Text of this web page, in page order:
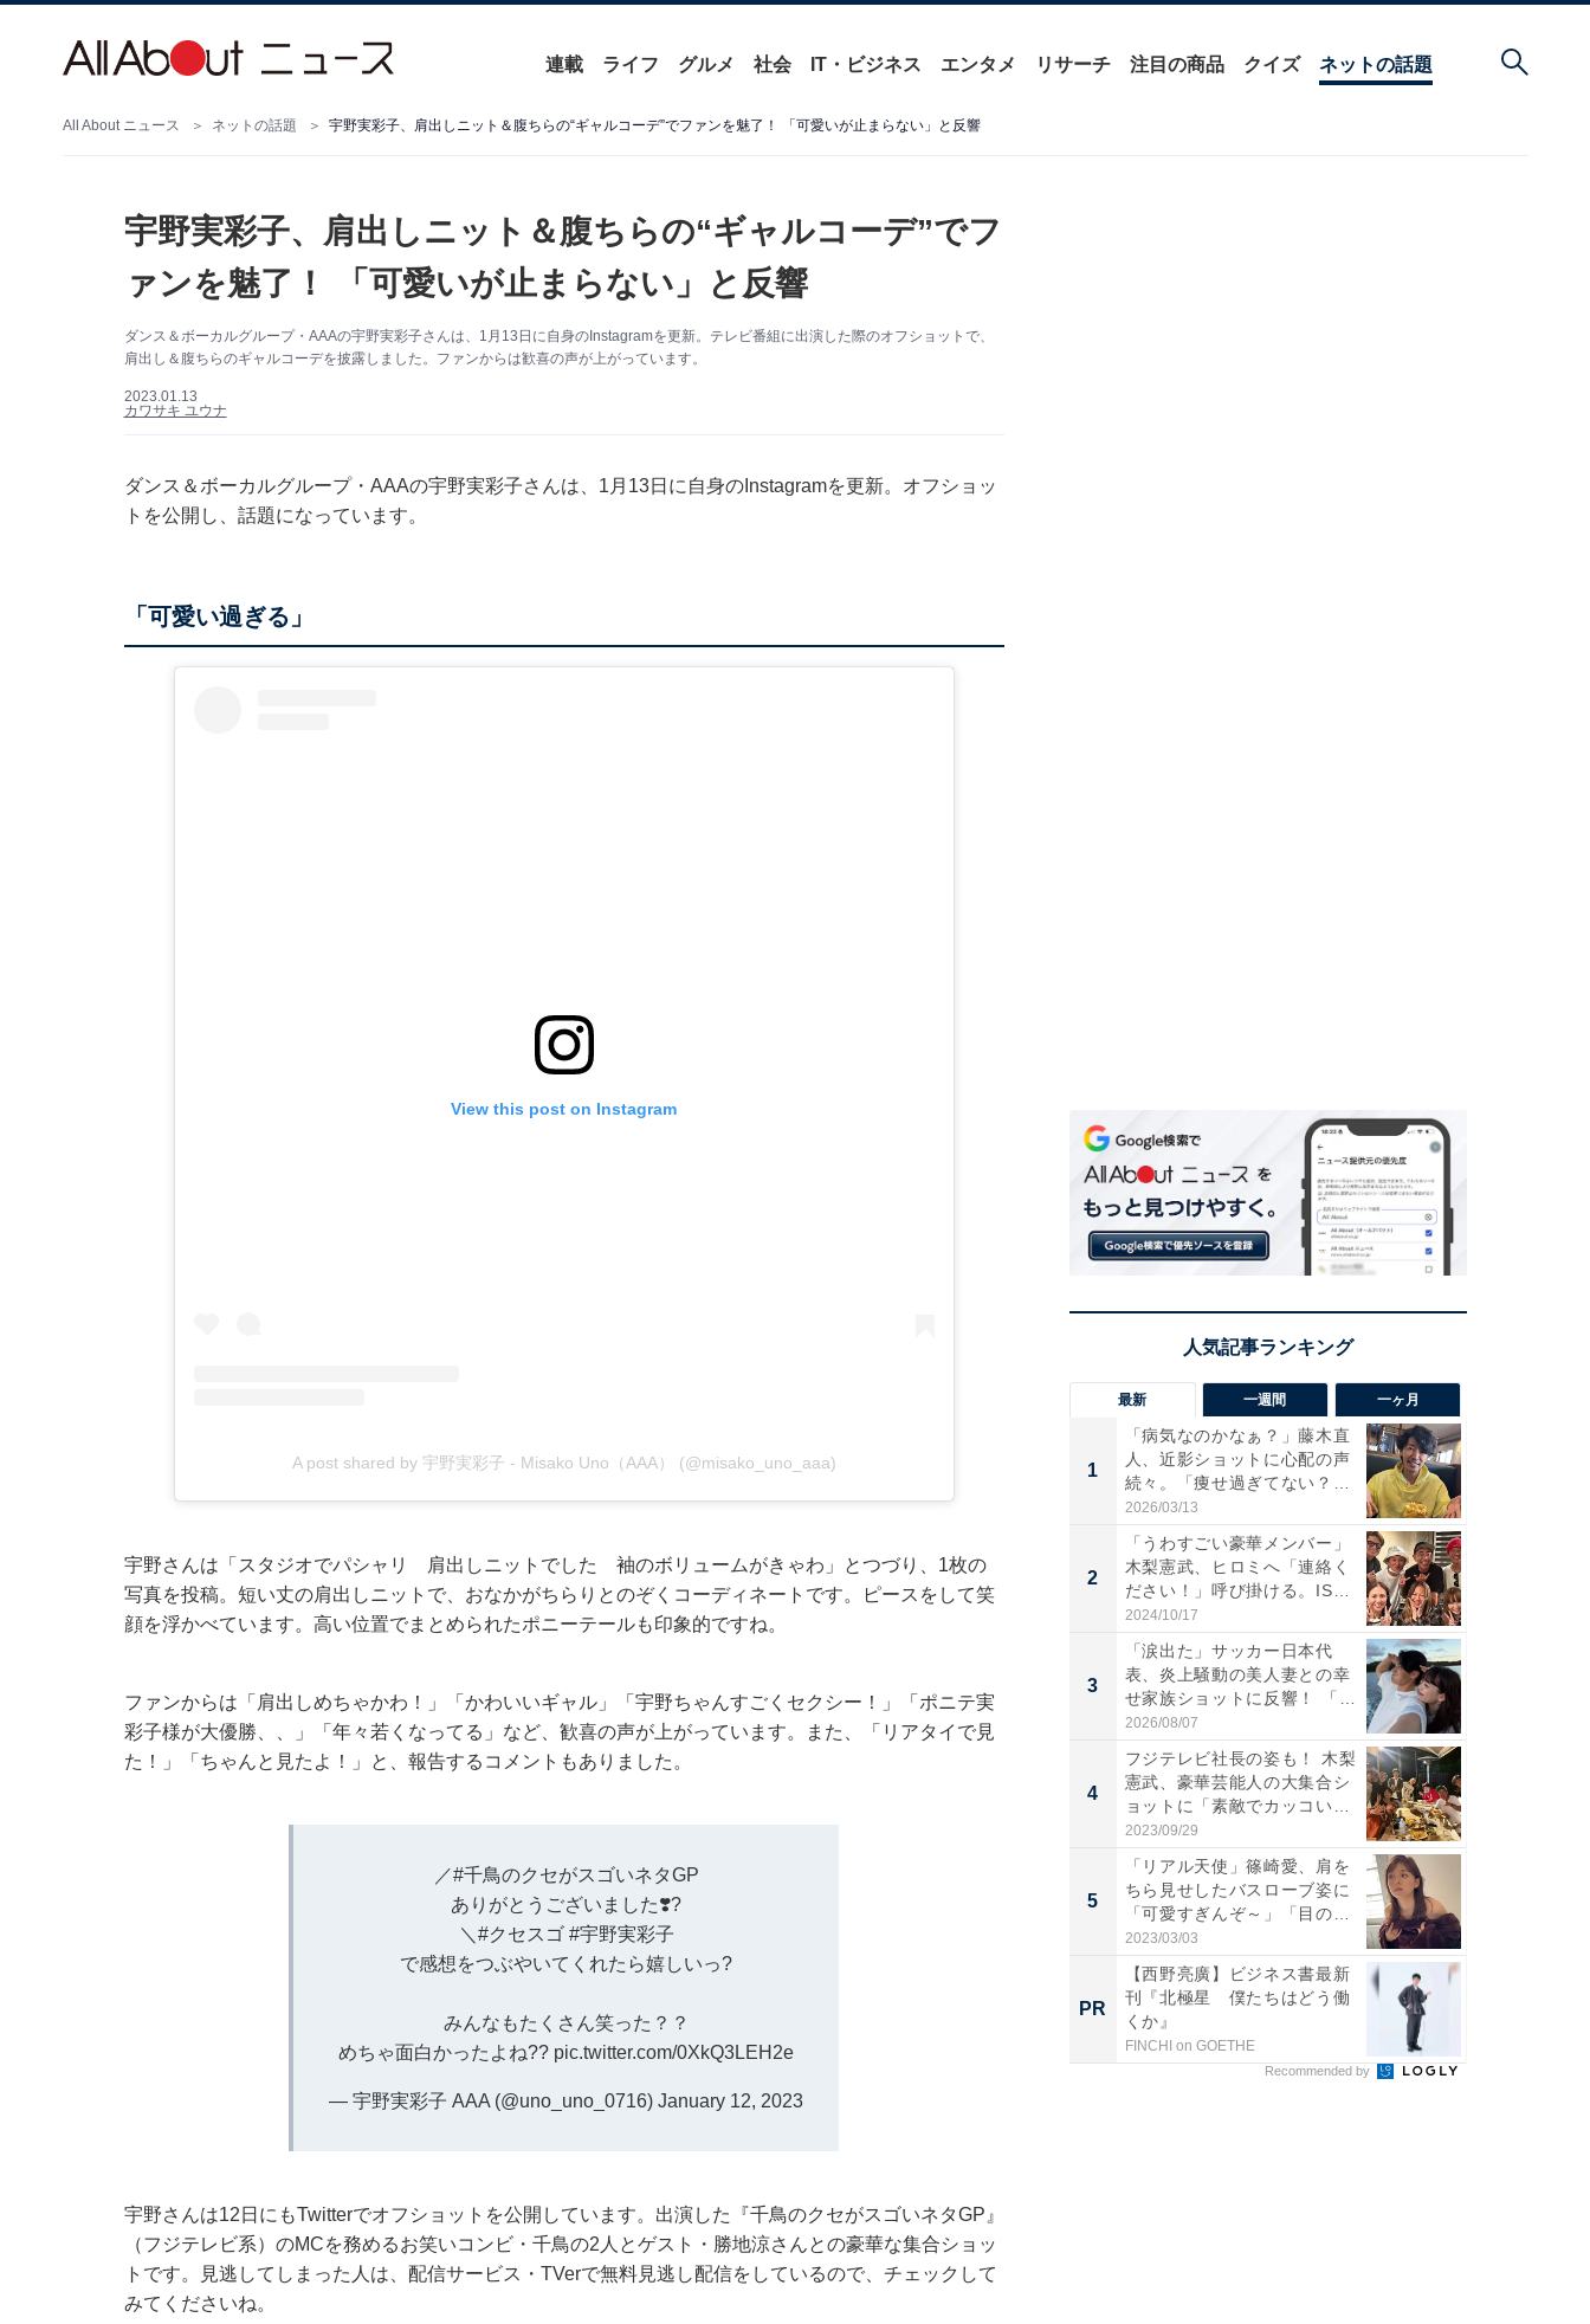
連載 ライフ グルメ 社会 IT・ビジネス エンタメ リサーチ 注目の商品 クイズ ネットの話題
All About ニュース ネットの話題 宇野実彩子、肩出しニット＆腹ちらの“ギャルコーデ”でファンを魅了！ 「可愛いが止まらない」と反響
宇野実彩子、肩出しニット＆腹ちらの“ギャルコーデ”でフ
ァンを魅了！ 「可愛いが止まらない」と反響
ダンス＆ボーカルグループ・AAAの宇野実彩子さんは、1月13日に自身のInstagramを更新。テレビ番組に出演した際のオフショットで、
肩出し＆腹ちらのギャルコーデを披露しました。ファンからは歓喜の声が上がっています。
2023.01.13
カワサキ ユウナ
ダンス＆ボーカルグループ・AAAの宇野実彩子さんは、1月13日に自身のInstagramを更新。オフショッ
トを公開し、話題になっています。
「可愛い過ぎる」
View this post on Instagram
A post shared by 宇野実彩子 - Misako Uno（AAA） (@misako_uno_aaa)
宇野さんは「スタジオでパシャリ 肩出しニットでした 袖のボリュームがきゃわ」とつづり、1枚の
写真を投稿。短い丈の肩出しニットで、おなかがちらりとのぞくコーディネートです。ピースをして笑
顔を浮かべています。高い位置でまとめられたポニーテールも印象的ですね。
ファンからは「肩出しめちゃかわ！」「かわいいギャル」「宇野ちゃんすごくセクシー！」「ポニテ実
彩子様が大優勝、、」「年々若くなってる」など、歓喜の声が上がっています。また、「リアタイで見
た！」「ちゃんと見たよ！」と、報告するコメントもありました。
／#千鳥のクセがスゴいネタGP
ありがとうございました❣️?
＼ #クセスゴ #宇野実彩子
で感想をつぶやいてくれたら嬉しいっ?
みんなもたくさん笑った？？
めちゃ面白かったよね?? pic.twitter.com/0XkQ3LEH2e
— 宇野実彩子 AAA (@uno_uno_0716) January 12, 2023
宇野さんは12日にもTwitterでオフショットを公開しています。出演した『千鳥のクセがスゴいネタGP』
（フジテレビ系）のMCを務めるお笑いコンビ・千鳥の2人とゲスト・勝地涼さんとの豪華な集合ショッ
トです。見逃してしまった人は、配信サービス・TVerで無料見逃し配信をしているので、チェックして
みてくださいね。
最新 一週間 一ヶ月
1
「病気なのかなぁ？」藤木直
人、近影ショットに心配の声
続々。「痩せ過ぎてない？」
「...
2026/03/13
2
「うわすごい豪華メンバー」
木梨憲武、ヒロミへ「連絡く
ださい！」呼び掛ける。IS
S...
2024/10/17
3
「涙出た」サッカー日本代
表、炎上騒動の美人妻との幸
せ家族ショットに反響！ 「最
高...
2026/08/07
4
フジテレビ社長の姿も！ 木梨
憲武、豪華芸能人の大集合シ
ョットに「素敵でカッコい
い...
2023/09/29
5
「リアル天使」篠崎愛、肩を
ちら見せしたバスローブ姿に
「可愛すぎんぞ～」「目の表
情...
2023/03/03
PR
【西野亮廣】ビジネス書最新
刊『北極星 僕たちはどう働
くか』
FINCHI on GOETHE
Recommended by